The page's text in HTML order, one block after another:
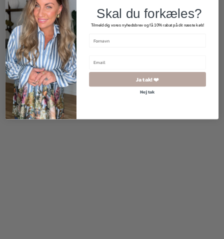
Skal du forkæles?
Tilmeld dig vores nyhedsbrev og få 10% rabat på dit næste køb!
Ja tak! ❤️
Nej tak